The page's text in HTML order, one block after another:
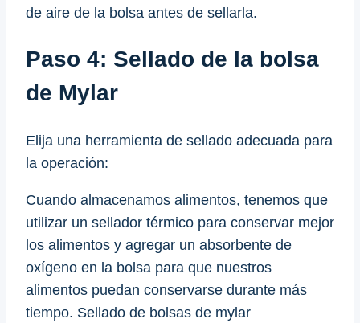
de aire de la bolsa antes de sellarla.
Paso 4: Sellado de la bolsa
de Mylar
Elija una herramienta de sellado adecuada para
la operación:
Cuando almacenamos alimentos, tenemos que
utilizar un sellador térmico para conservar mejor
los alimentos y agregar un absorbente de
oxígeno en la bolsa para que nuestros
alimentos puedan conservarse durante más
tiempo. Sellado de bolsas de mylar